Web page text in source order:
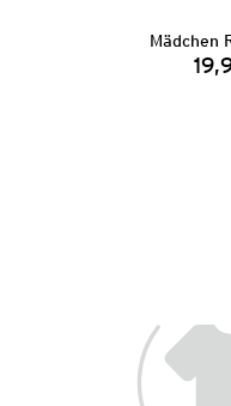
Mädchen